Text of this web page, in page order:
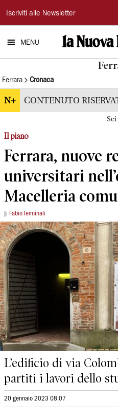
La
Nuova
Ferrara
Iscriviti alle Newsletter
MENU
Ferrara Cronaca
N+ CONTENUTO
Il piano
Ferrara, nuove
universitari
Macelleria
Fabio Terminali
L’edificio di via
partiti i lavori dello
20 gennaio 2023 08:07